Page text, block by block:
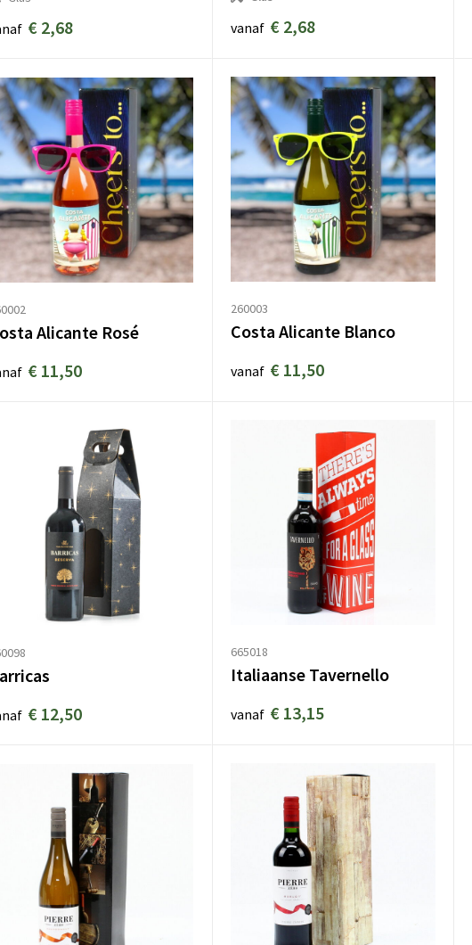
€ 2,68 vanaf € 2,68
Alicante Rosé
€ 11,50
260003
Costa Alicante Blanco
vanaf € 11,50
€ 12,50
665018
Italiaanse Tavernello
vanaf € 13,15